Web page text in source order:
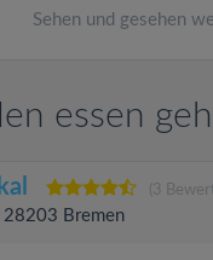
Sehen und gesehen
essen
(3
28203 Bremen